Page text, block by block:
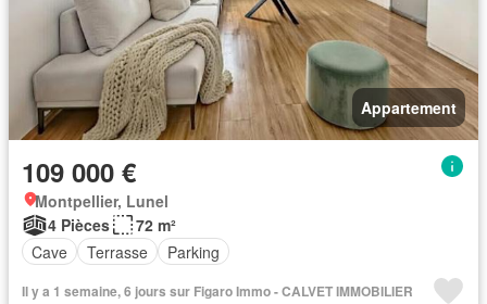
Appartement
109 000 €
Montpellier, Lunel
4 Pièces
72 m²
Cave
Terrasse Parking
Il y a 1 semaine, 6 jours sur Figaro Immo - CALVET IMMOBILIER